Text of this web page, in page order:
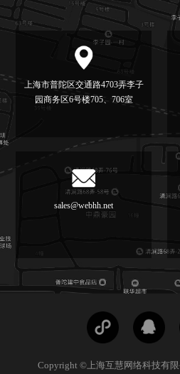
上海市普陀区交通路4703弄李子
园商务区6号楼705、706室
sales@webhh.net
Copyright ©上海互慧网络科技有限